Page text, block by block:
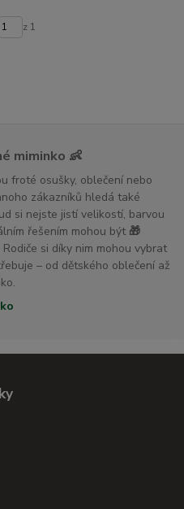
z 1
miminko 👶
froté osušky, oblečení nebo
zákazníků hledá také
si nejste jistí velikostí, barvou
řešením mohou být 🎁
Rodiče si díky nim mohou vybrat
– od dětského oblečení až